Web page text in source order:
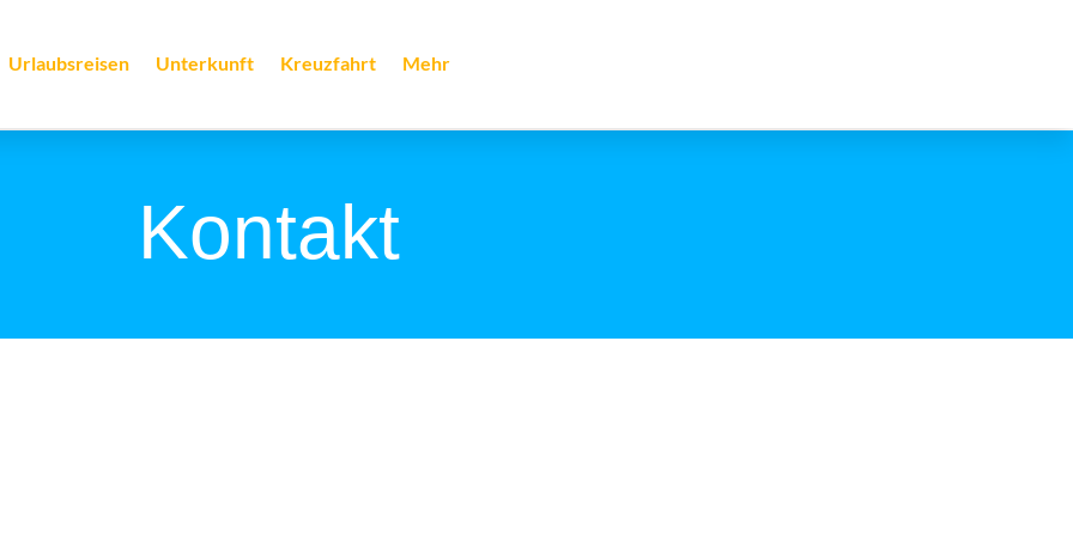
Urlaubsreisen Unterkunft Kreuzfahrt Mehr
Kontakt